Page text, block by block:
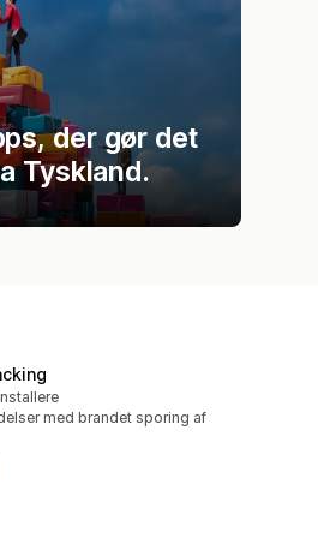
der gør det
Tyskland.
med brandet sporing af